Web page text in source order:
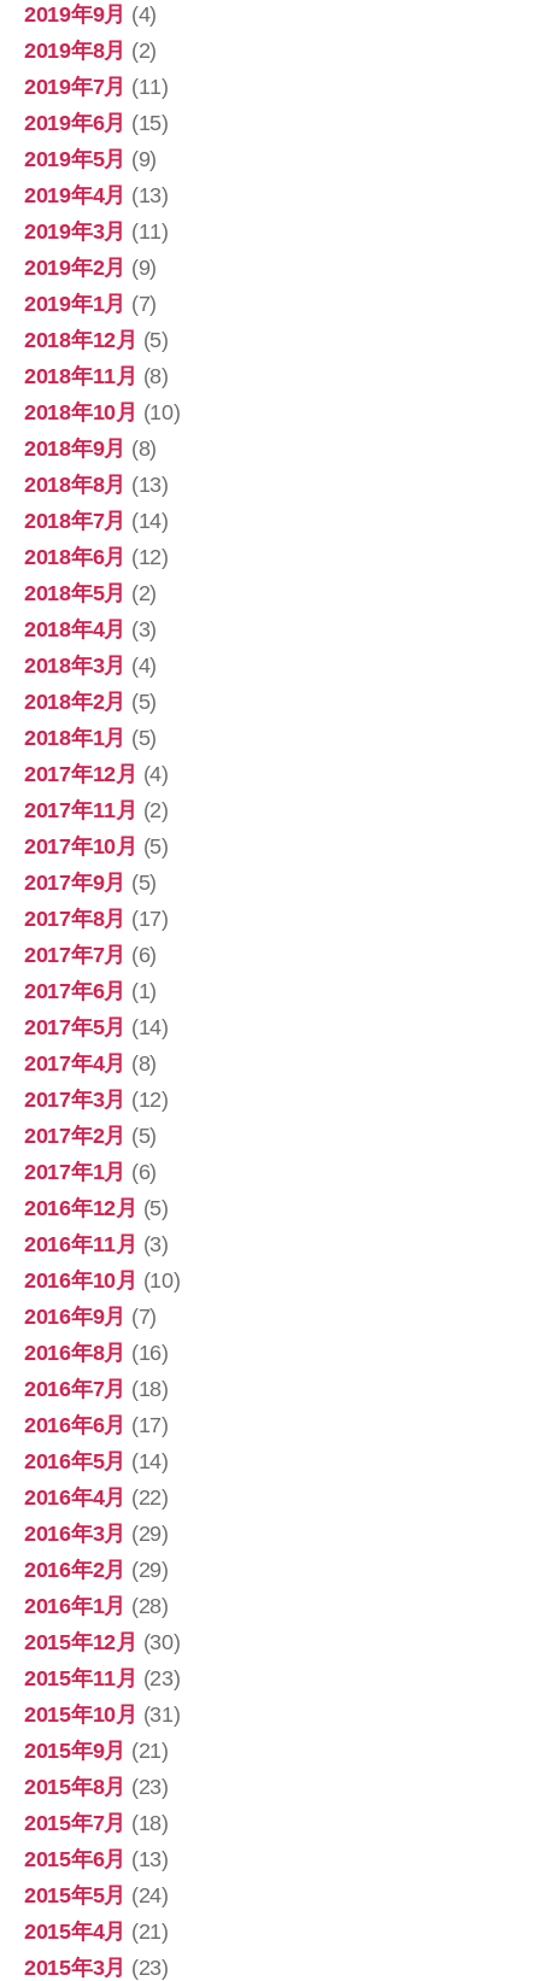
2019年9月 (4)
2019年8月 (2)
2019年7月 (11)
2019年6月 (15)
2019年5月 (9)
2019年4月 (13)
2019年3月 (11)
2019年2月 (9)
2019年1月 (7)
2018年12月 (5)
2018年11月 (8)
2018年10月 (10)
2018年9月 (8)
2018年8月 (13)
2018年7月 (14)
2018年6月 (12)
2018年5月 (2)
2018年4月 (3)
2018年3月 (4)
2018年2月 (5)
2018年1月 (5)
2017年12月 (4)
2017年11月 (2)
2017年10月 (5)
2017年9月 (5)
2017年8月 (17)
2017年7月 (6)
2017年6月 (1)
2017年5月 (14)
2017年4月 (8)
2017年3月 (12)
2017年2月 (5)
2017年1月 (6)
2016年12月 (5)
2016年11月 (3)
2016年10月 (10)
2016年9月 (7)
2016年8月 (16)
2016年7月 (18)
2016年6月 (17)
2016年5月 (14)
2016年4月 (22)
2016年3月 (29)
2016年2月 (29)
2016年1月 (28)
2015年12月 (30)
2015年11月 (23)
2015年10月 (31)
2015年9月 (21)
2015年8月 (23)
2015年7月 (18)
2015年6月 (13)
2015年5月 (24)
2015年4月 (21)
2015年3月 (23)